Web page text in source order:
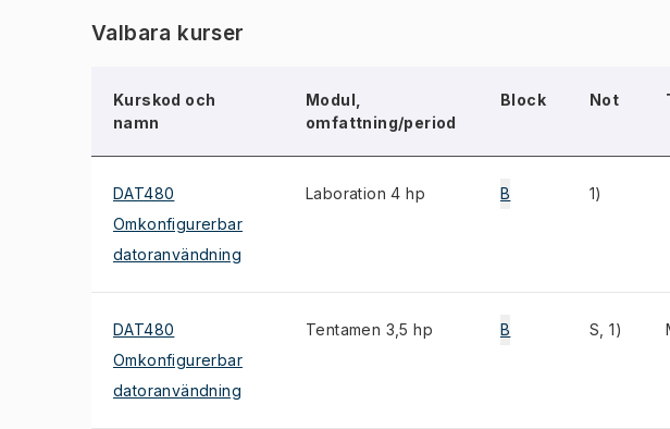
Valbara kurser
Kurskod och
namn
Modul,
omfattning/period
Block Not
DAT480
Omkonfigurerbar
datoranvändning
Laboration 4 hp B 1)
DAT480
Omkonfigurerbar
datoranvändning
Tentamen 3,5 hp B S, 1)